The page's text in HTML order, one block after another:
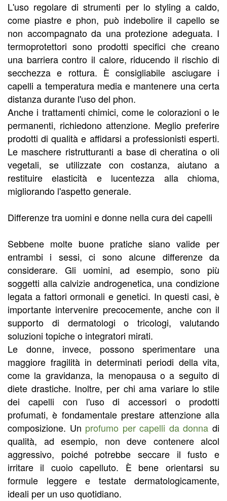
L'uso regolare di strumenti per lo styling a caldo,
come piastre e phon, può indebolire il capello se
non accompagnato da una protezione adeguata. I
termoprotettori sono prodotti specifici che creano
una barriera contro il calore, riducendo il rischio di
secchezza e rottura. È consigliabile asciugare i
capelli a temperatura media e mantenere una certa
distanza durante l'uso del phon.
Anche i trattamenti chimici, come le colorazioni o le
permanenti, richiedono attenzione. Meglio preferire
prodotti di qualità e affidarsi a professionisti esperti.
Le maschere ristrutturanti a base di cheratina o oli
vegetali, se utilizzate con costanza, aiutano a
restituire elasticità e lucentezza alla chioma,
migliorando l'aspetto generale.
Differenze tra uomini e donne nella cura dei capelli
Sebbene molte buone pratiche siano valide per
entrambi i sessi, ci sono alcune differenze da
considerare. Gli uomini, ad esempio, sono più
soggetti alla calvizie androgenetica, una condizione
legata a fattori ormonali e genetici. In questi casi, è
importante intervenire precocemente, anche con il
supporto di dermatologi o tricologi, valutando
soluzioni topiche o integratori mirati.
Le donne, invece, possono sperimentare una
maggiore fragilità in determinati periodi della vita,
come la gravidanza, la menopausa o a seguito di
diete drastiche. Inoltre, per chi ama variare lo stile
dei capelli con l'uso di accessori o prodotti
profumati, è fondamentale prestare attenzione alla
composizione. Un profumo per capelli da donna di
qualità, ad esempio, non deve contenere alcol
aggressivo, poiché potrebbe seccare il fusto e
irritare il cuoio capelluto. È bene orientarsi su
formule leggere e testate dermatologicamente,
ideali per un uso quotidiano.